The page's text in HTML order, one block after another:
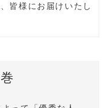
皆様にお届けいたし